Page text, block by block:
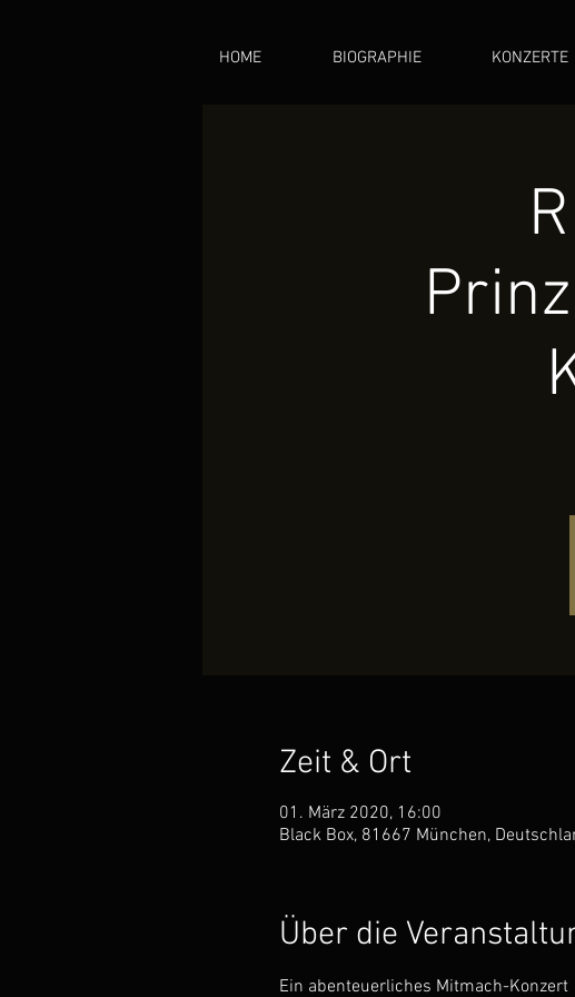
HOME BIOGRAPHIE KONZERTE
Zeit & Ort
01. März 2020, 16:00
Black Box, 81667 München,
Über die
Ein abenteuerliches Mitmach-Konzert